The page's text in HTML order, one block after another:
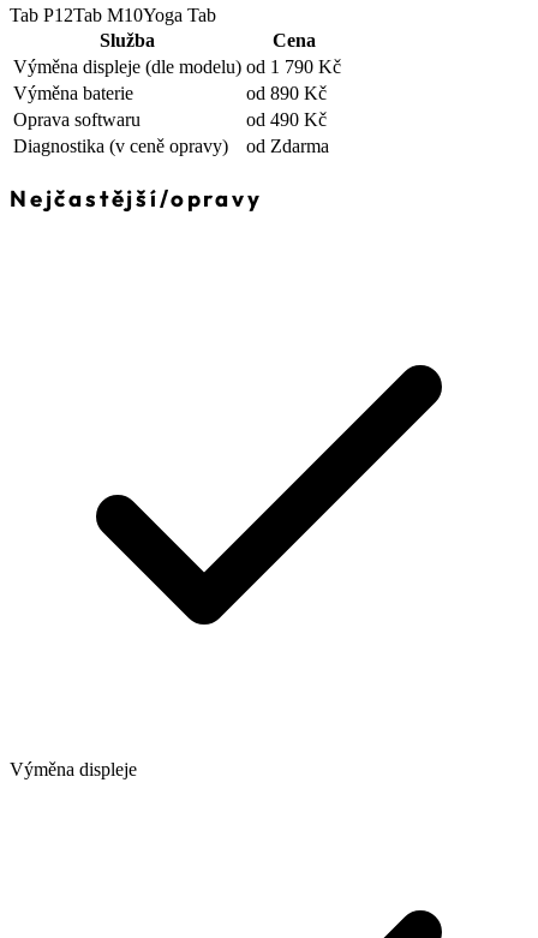
Tab P12Tab M10Yoga Tab
Služba
Cena
Výměna displeje (dle modelu) od 1 790 Kč
Výměna baterie
od 890 Kč
Oprava softwaru
od 490 Kč
Diagnostika (v ceně opravy) od Zdarma
Nejčastější/opravy
Výměna displeje